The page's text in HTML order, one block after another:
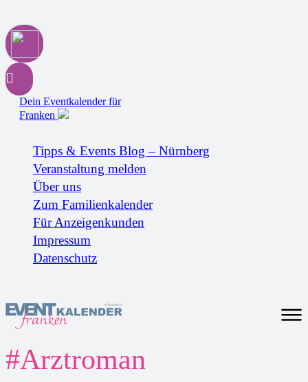
Dein Eventkalender für
Franken
Tipps & Events Blog – Nürnberg
Veranstaltung melden
Über uns
Zum Familienkalender
Für Anzeigenkunden
Impressum
Datenschutz
#Arztroman